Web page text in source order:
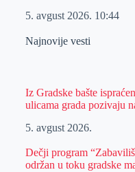
5. avgust 2026. 10:44
Najnovije vesti
Iz Gradske bašte
ulicama grada pozivaju
5. avgust 2026.
Dečji program
održan u toku gradske